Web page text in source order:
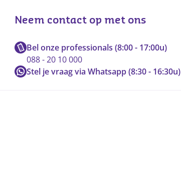
Neem contact op met ons
Bel onze professionals (8:00 - 17:00u)
088 - 20 10 000
Stel je vraag via Whatsapp (8:30 - 16:30u)